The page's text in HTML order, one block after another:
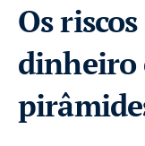
Os
dinheiro